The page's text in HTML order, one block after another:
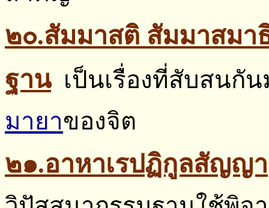
๒๐.สัมมาสติ สัมมาสมา
ฐาน เป็นเรื่องที่สับสนกั
มายาของจิต
๒๑.อาหาเรปฏิกูลสัญญา